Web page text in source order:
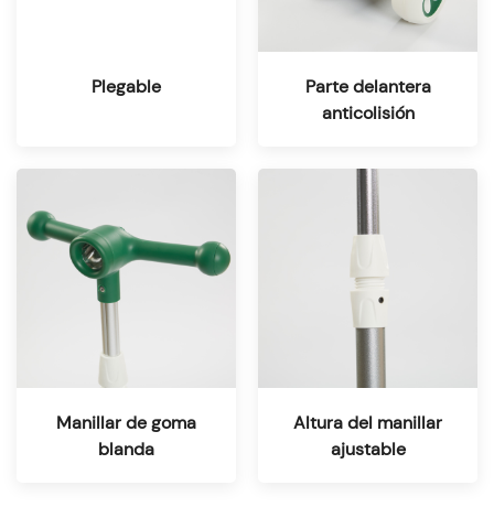
Plegable
Parte delantera
anticolisión
Manillar de goma
blanda
Altura del manillar
ajustable